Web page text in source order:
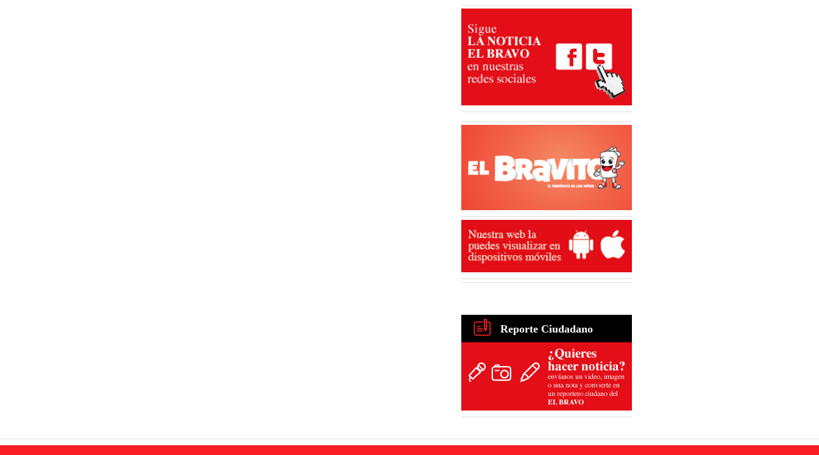
Reporte Ciudadano